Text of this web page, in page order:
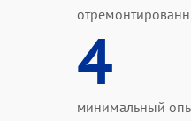
4
минимальный